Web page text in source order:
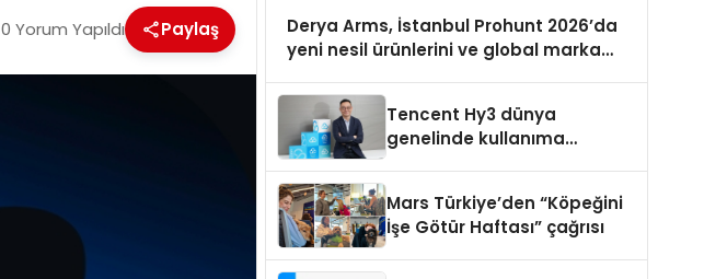
0 Yorum Yapıldı Paylaş
Derya Arms, İstanbul Prohunt 2026’da
yeni nesil ürünlerini ve global marka
Tencent Hy3 dünya
genelinde kullanıma
Mars Türkiye’den “Köpeğini
İşe Götür Haftası” çağrısı